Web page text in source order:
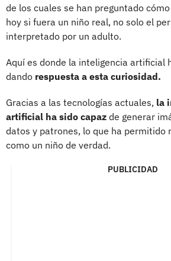
de los cuales se han preguntado
hoy si fuera un niño real, no solo el
interpretado por un adulto.
Aquí es donde la inteligencia artificial
dando respuesta a esta curiosidad.
Gracias a las tecnologías actuales, la
artificial ha sido capaz de generar
datos y patrones, lo que ha permitido
como un niño de verdad.
PUBLICIDAD